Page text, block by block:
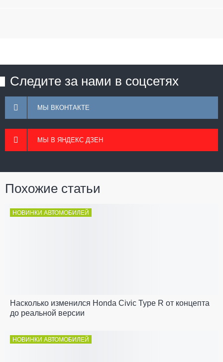
Следите за нами в соцсетях
МЫ ВКОНТАКТЕ
МЫ В ЯНДЕКС ДЗЕН
Похожие статьи
НОВИНКИ АВТОМОБИЛЕЙ
Насколько изменился Honda Civic Type R от концепта
до реальной версии
НОВИНКИ АВТОМОБИЛЕЙ